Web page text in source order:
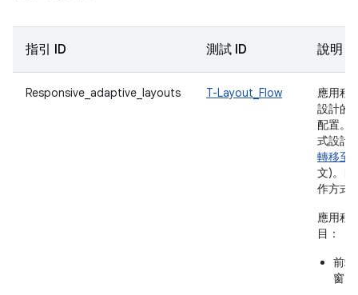
指引 ID 測試 ID 說明
Responsive_adaptive_layouts T-Layout_Flow
應用程
設計的
配置。
式設計
轉移至
文)。自
作方式
應用程
目：
前
窗